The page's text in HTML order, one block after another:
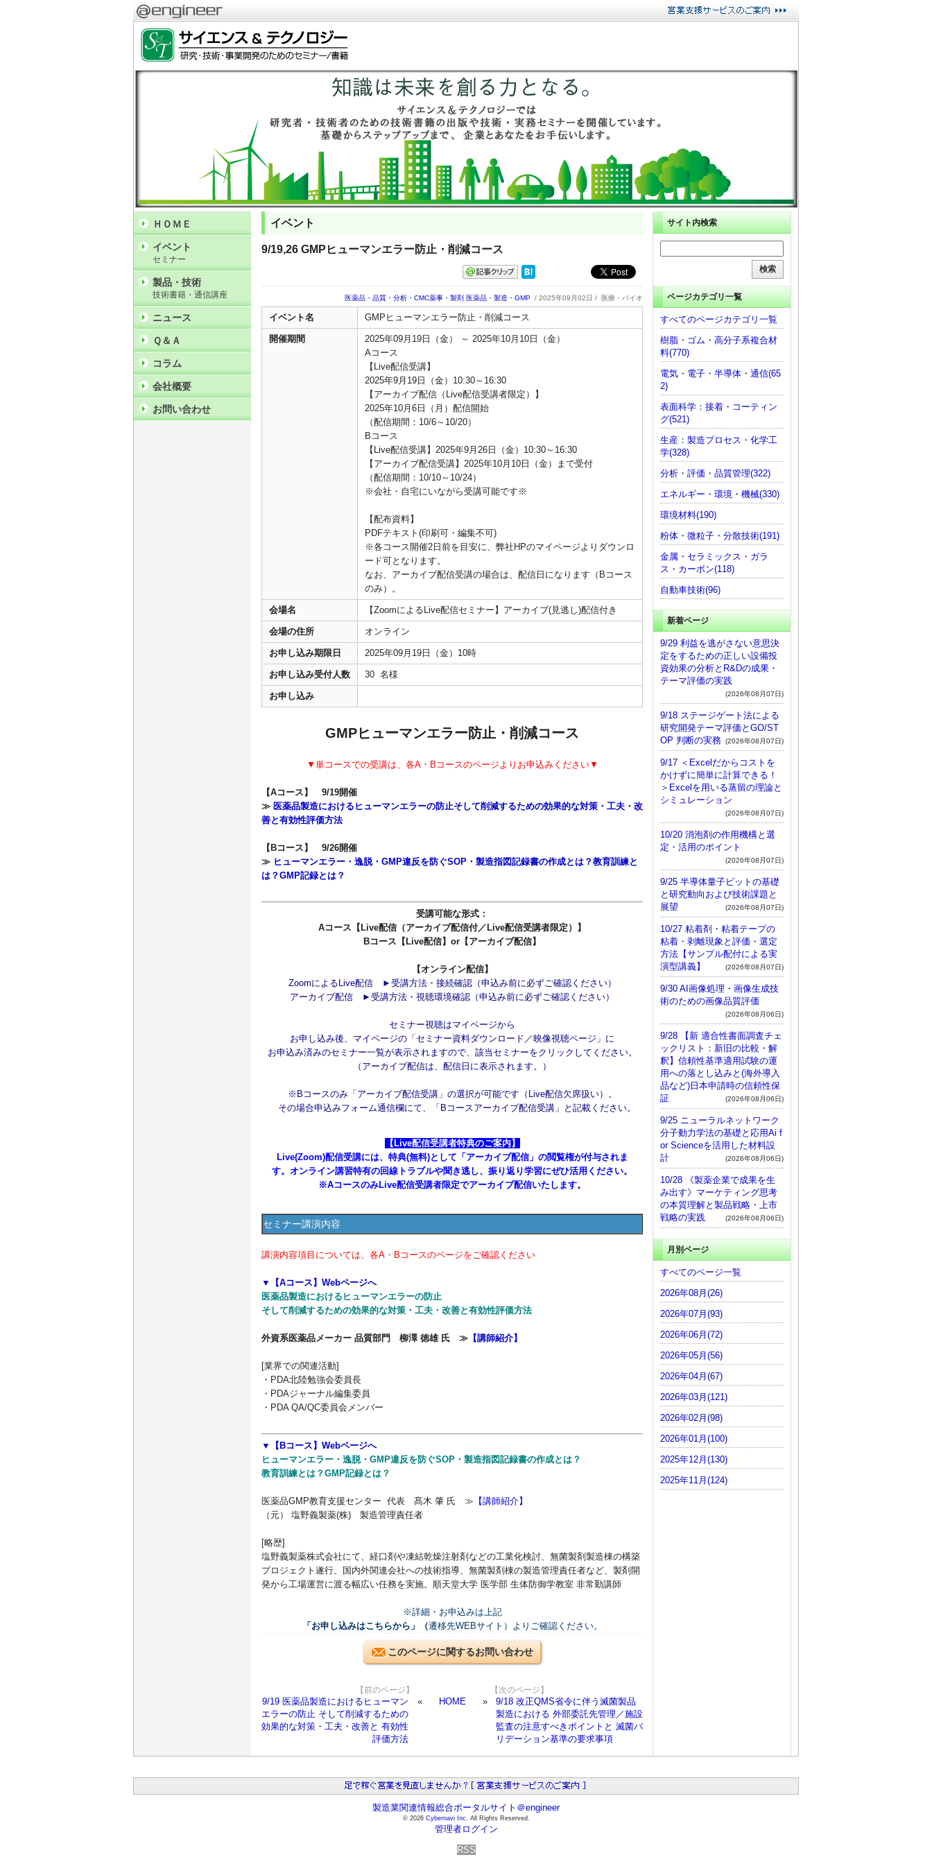
イベント
9/19,26 GMPヒューマンエラー防止・削減コース
医薬品・品質・分析・CMC薬事・製剤 医薬品・製造・GMP / 2025年09月02日 / 医療・バイオ
イベント名 GMPヒューマンエラー防止・削減コース
開催期間
2025年09月19日（金） ～ 2025年10月10日（金）
Aコース
【Live配信受講】
2025年9月19日（金）10:30～16:30
【アーカイブ配信（Live配信受講者限定）】
2025年10月6日（月）配信開始
（配信期間：10/6～10/20）
Bコース
【Live配信受講】2025年9月26日（金）10:30～16:30
【アーカイブ配信受講】2025年10月10日（金）まで受付
（配信期間：10/10～10/24）
※会社・自宅にいながら受講可能です※
【配布資料】
PDFテキスト(印刷可・編集不可)
※各コース開催2日前を目安に、弊社HPのマイページよりダウンロ
ード可となります。
なお、アーカイブ配信受講の場合は、配信日になります（Bコース
のみ）。
会場名 【ZoomによるLive配信セミナー】アーカイブ(見逃し)配信付き
会場の住所 オンライン
お申し込み期限日 2025年09月19日（金）10時
お申し込み受付人数 30 名様
お申し込み
GMPヒューマンエラー防止・削減コース
▼単コースでの受講は、各A・Bコースのページよりお申込みください▼
【Aコース】 9/19開催
≫ 医薬品製造におけるヒューマンエラーの防止そして削減するための効果的な対策・工夫・改
善と有効性評価方法
【Bコース】 9/26開催
≫ ヒューマンエラー・逸脱・GMP違反を防ぐSOP・製造指図記録書の作成とは？教育訓練と
は？GMP記録とは？
受講可能な形式：
Aコース【Live配信（アーカイブ配信付／Live配信受講者限定）】
Bコース【Live配信】or【アーカイブ配信】
【オンライン配信】
ZoomによるLive配信
►受講方法・接続確認（申込み前に必ずご確認ください）
アーカイブ配信
►受講方法・視聴環境確認 （申込み前に必ずご確認ください）
セミナー視聴はマイページから
お申し込み後、マイページの「セミナー資料ダウンロード／映像視聴ページ」に
お申込み済みのセミナー一覧が表示されますので、該当セミナーをクリックしてください。
（アーカイブ配信は、配信日に表示されます。）
※Bコースのみ「アーカイブ配信受講」の選択が可能です（Live配信欠席扱い）。
その場合申込みフォーム通信欄にて、「Bコースアーカイブ配信受講」と記載ください。
【Live配信受講者特典のご案内】
Live(Zoom)配信受講には、特典(無料)として「アーカイブ配信」の閲覧権が付与されま
す。 オンライン講習特有の回線トラブルや聞き逃し、振り返り学習にぜひ活用ください。
※AコースのみLive配信受講者限定でアーカイブ配信いたします。
セミナー講演内容
講演内容項目については、各A・Bコースのページをご確認ください
▼【Aコース】Webページへ
医薬品製造におけるヒューマンエラーの防止
そして削減するための効果的な対策・工夫・改善と有効性評価方法
外資系医薬品メーカー 品質部門 柳澤 徳雄 氏 ≫ 【講師紹介】
[業界での関連活動]
・PDA北陸勉強会委員長
・PDAジャーナル編集委員
・PDA QA/QC委員会メンバー
▼【Bコース】Webページへ
ヒューマンエラー・逸脱・GMP違反を防ぐ​SOP・製造指図記録書の作成とは？
教育訓練とは？GMP記録とは？
医薬品GMP教育支援センター 代表 髙木 肇 氏 ≫ 【講師紹介】
（元） 塩野義製薬(株) 製造管理責任者
[略歴]
塩野義製薬株式会社にて、経口剤や凍結乾燥注射剤などの工業化検討、無菌製剤製造棟の構築
プロジェクト遂行、国内外関連会社への技術指導、無菌製剤棟の製造管理責任者など、製剤開
発から工場運営に渡る幅広い任務を実施。順天堂大学 医学部 生体防御学教室 非常勤講師
※詳細・お申込みは上記
「お申し込みはこちらから」（遷移先WEBサイト）よりご確認ください。
このページに関するお問い合わせ
【前のページ】
9/19 医薬品製造におけるヒューマン
エラーの防止 そして削減するための
効果的な対策・工夫・改善と 有効性
評価方法
HOME
【次のページ】
9/18 改正QMS省令に伴う滅菌製品
製造における 外部委託先管理／施設
監査の注意すべきポイントと 滅菌バ
リデーション基準の要求事項
ＨＯＭＥ
イベント
セミナー
製品・技術
技術書籍・通信講座
ニュース
Ｑ＆Ａ
コラム
会社概要
お問い合わせ
サイト内検索
ページカテゴリ一覧
すべてのページカテゴリ一覧
樹脂・ゴム・高分子系複合材
料(770)
電気・電子・半導体・通信(65
2)
表面科学：接着・コーティン
グ(521)
生産：製造プロセス・化学工
学(328)
分析・評価・品質管理(322)
エネルギー・環境・機械(330)
環境材料(190)
粉体・微粒子・分散技術(191)
金属・セラミックス・ガラ
ス・カーボン(118)
自動車技術(96)
新着ページ
9/29 利益を逃がさない意思決
定をするための正しい設備投
資効果の分析とR&Dの成果・
テーマ評価の実践
(2026年08月07日)
9/18 ステージゲート法による
研究開発テーマ評価とGO/ST
OP 判断の実務 (2026年08月07日)
9/17 ＜Excelだからコストを
かけずに簡単に計算できる！
＞Excelを用いる蒸留の理論と
シミュレーション
(2026年08月07日)
10/20 消泡剤の作用機構と選
定・活用のポイント
(2026年08月07日)
9/25 半導体量子ビットの基礎
と研究動向および技術課題と
展望
(2026年08月07日)
10/27 粘着剤・粘着テープの
粘着・剥離現象と評価・選定
方法【サンプル配付による実
演型講義】
(2026年08月07日)
9/30 AI画像処理・画像生成技
術のための画像品質評価
(2026年08月06日)
9/28 【新 適合性書面調査チェ
ックリスト：新旧の比較・解
釈】信頼性基準適用試験の運
用への落とし込みと(海外導入
品など)日本申請時の信頼性保
証
(2026年08月06日)
9/25 ニューラルネットワーク
分子動力学法の基礎と応用Ai f
or Scienceを活用した材料設
計
(2026年08月06日)
10/28 《製薬企業で成果を生
み出す》マーケティング思考
の本質理解と製品戦略・上市
戦略の実践
(2026年08月06日)
月別ページ
すべてのページ一覧
2026年08月(26)
2026年07月(93)
2026年06月(72)
2026年05月(56)
2026年04月(67)
2026年03月(121)
2026年02月(98)
2026年01月(100)
2025年12月(130)
2025年11月(124)
製造業関連情報総合ポータルサイト＠engineer
© 2026 Cybernavi Inc. All Rights Reserved.
管理者ログイン
RSS